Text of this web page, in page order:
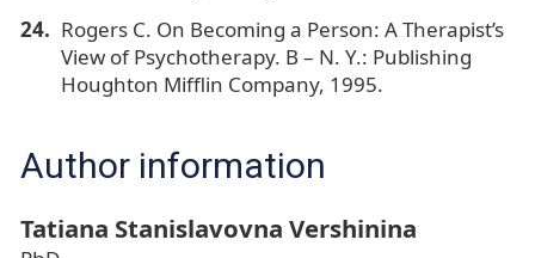
Rogers C. On Becoming a Person: A Therapist’s
View of Psychotherapy. B – N. Y.: Publishing
Houghton Mifflin Company, 1995.
Author information
Tatiana Stanislavovna Vershinina